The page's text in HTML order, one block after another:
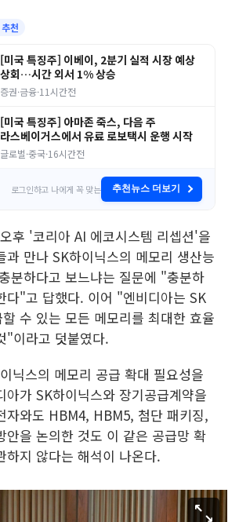
천
[미국 특징주] 이베이, 2분기 실적 시장 예상
상회…시간 외서 1% 상승
증권·금융·11시간전
[미국 특징주] 아마존 죽스, 다음 주
라스베이거스에서 유료 로보택시 운행 시작
글로벌·중국·16시간전
로그인하고 나에게 꼭 맞는 추천뉴스 더보기
후 '코리아 AI 에코시스템 리셉션'을
과 만나 SK하이닉스의 메모리 생산능
분하다고 보느냐는 질문에 "충분하
다"고 답했다. 이어 "엔비디아는 SK
수 있는 모든 메모리를 최대한 효율
"이라고 덧붙였다.
닉스의 메모리 공급 확대 필요성을
아가 SK하이닉스와 장기공급계약을
자와도 HBM4, HBM5, 첨단 패키징,
안을 논의한 것도 이 같은 공급망 확
하지 않다는 해석이 나온다.